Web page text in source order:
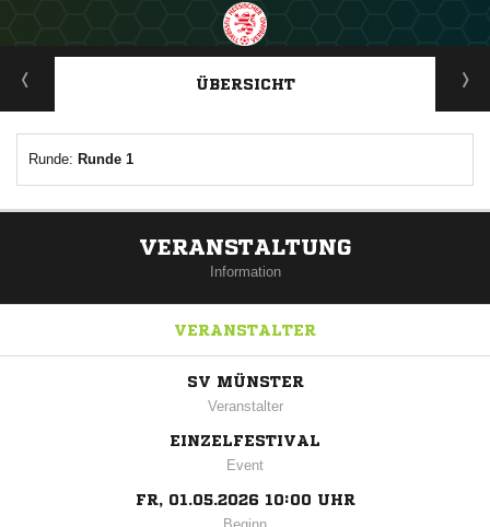
ANZEIGE
ÜBERSICHT
Runde: Runde 1
VERANSTALTUNG
Information
VERANSTALTER
SV MÜNSTER
Veranstalter
EINZELFESTIVAL
Event
FR, 01.05.2026 10:00 UHR